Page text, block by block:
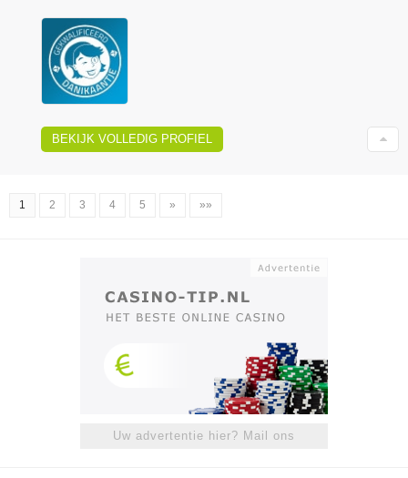
BEKIJK VOLLEDIG PROFIEL
1 2 3 4 5 » »»
Uw advertentie hier? Mail ons